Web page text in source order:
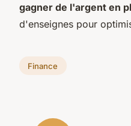
gagner de l'argent en
d'enseignes pour
Finance